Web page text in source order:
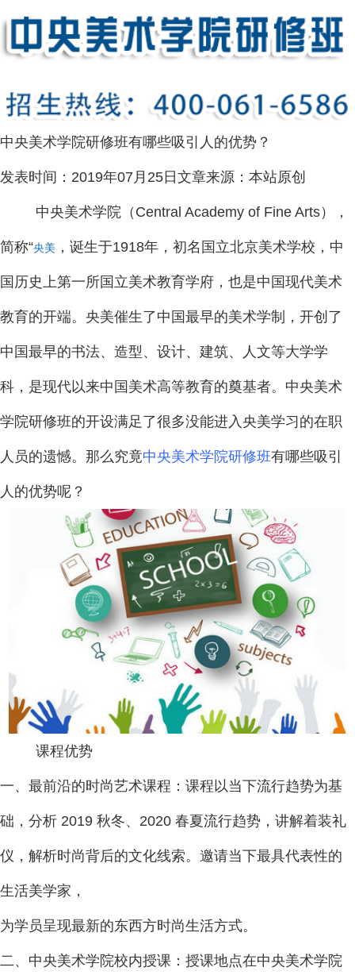
中央美术学院研修班有哪些吸引人的优势？
发表时间： 2019年07月25日文章来源： 本站原创
中央美术学院（Central Academy of Fine Arts），
简称“央美 ，诞生于1918年，初名国立北京美术学校，中
国历史上第一所国立美术教育学府，也是中国现代美术
教育的开端。央美催生了中国最早的美术学制，开创了
中国最早的书法、造型、设计、建筑、人文等大学学
科，是现代以来中国美术高等教育的奠基者。中央美术
学院研修班的开设满足了很多没能进入央美学习的在职
人员的遗憾。那么究竟中央美术学院研修班有哪些吸引
人的优势呢？
课程优势
一、最前沿的时尚艺术课程：课程以当下流行趋势为基
础，分析 2019 秋冬、2020 春夏流行趋势，讲解着装礼
仪，解析时尚背后的文化线索。邀请当下最具代表性的
生活美学家，
为学员呈现最新的东西方时尚生活方式。
二、中央美术学院校内授课：授课地点在中央美术学院